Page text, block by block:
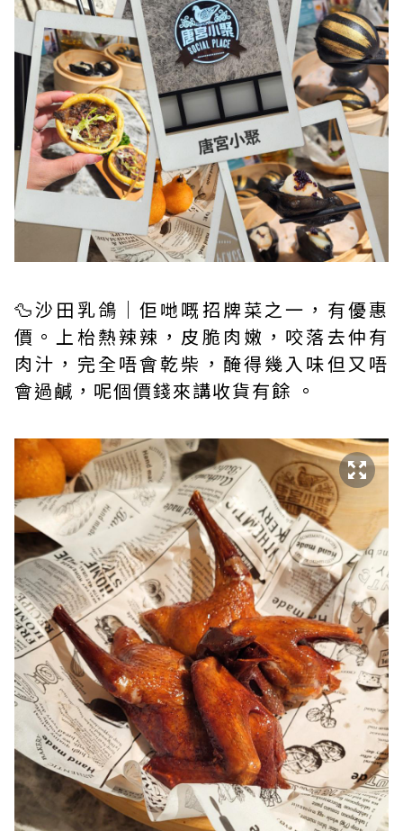
🦆沙田乳鴿｜佢哋嘅招牌菜之一，有優惠
價。上枱熱辣辣，皮脆肉嫩，咬落去仲有
肉汁，完全唔會乾柴，醃得幾入味但又唔
會過鹹，呢個價錢來講收貨有餘 。